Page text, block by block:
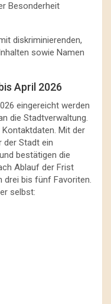
Besonderheit
diskriminierenden,
sowie Namen
April 2026
eingereicht werden
die Stadtverwaltung.
Mit der
der Stadt ein
bestätigen die
Ablauf der Frist
drei bis fünf Favoriten.
selbst: